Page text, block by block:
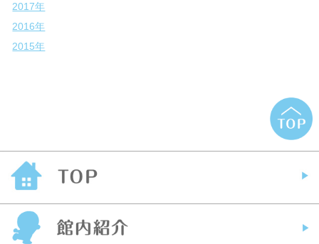
2017年
2016年
2015年